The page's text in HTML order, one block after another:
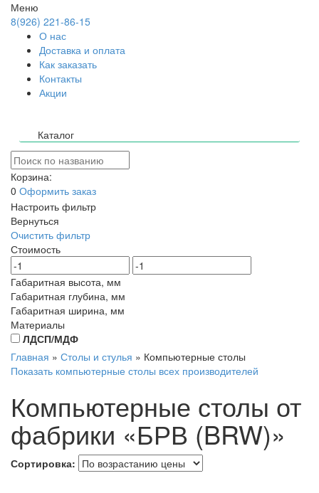
Меню
8(926) 221-86-15
О нас
Доставка и оплата
Как заказать
Контакты
Акции
Каталог
Корзина:
0 Оформить заказ
Настроить фильтр
Вернуться
Очистить фильтр
Стоимость
Габаритная высота, мм
Габаритная глубина, мм
Габаритная ширина, мм
Материалы
ЛДСП/МДФ
Главная » Столы и стулья » Компьютерные столы
Показать компьютерные столы всех производителей
Компьютерные столы от
фабрики «БРВ (BRW)»
Сортировка: